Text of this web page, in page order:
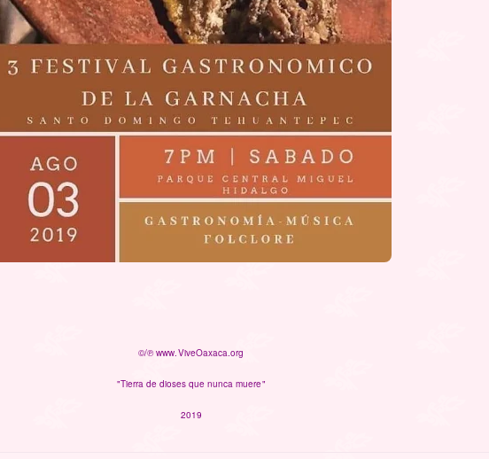
©/℗ www.ViveOaxaca.org
"Tierra de dioses que nunca muere"
2019